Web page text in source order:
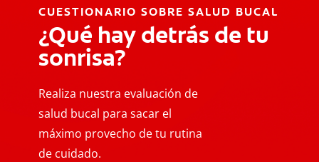
CUESTIONARIO SOBRE SALUD BUCAL
¿Qué hay detrás de tu
sonrisa?
Realiza nuestra evaluación de
salud bucal para sacar el
máximo provecho de tu rutina
de cuidado.